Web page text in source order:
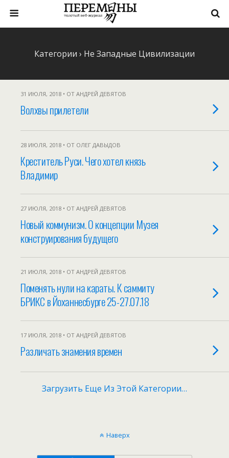
Категории › Не Западные Цивилизации
31 ИЮЛЯ, 2018 • ОТ АНДРЕЙ ДЕВЯТОВ
Волхвы прилетели
28 ИЮЛЯ, 2018 • ОТ ОЛЕГ ДАВЫДОВ
Креститель Руси. Чего хотел князь
Владимир
27 ИЮЛЯ, 2018 • ОТ АНДРЕЙ ДЕВЯТОВ
Новый коммунизм. О концепции Музея
конструирования будущего
21 ИЮЛЯ, 2018 • ОТ АНДРЕЙ ДЕВЯТОВ
Поменять нули на караты. К саммиту
БРИКС в Йоханнесбурге 25-27.07.18
17 ИЮЛЯ, 2018 • ОТ АНДРЕЙ ДЕВЯТОВ
Различать знамения времен
Загрузить Еще Из Этой Категории…
Наверх